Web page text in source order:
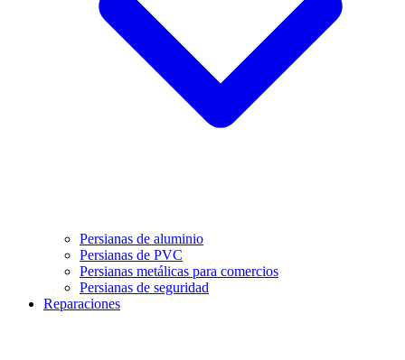
Persianas de aluminio
Persianas de PVC
Persianas metálicas para comercios
Persianas de seguridad
Reparaciones